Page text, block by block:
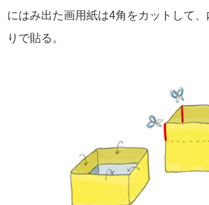
にはみ出た画用紙は4角をカットして
りで貼る。